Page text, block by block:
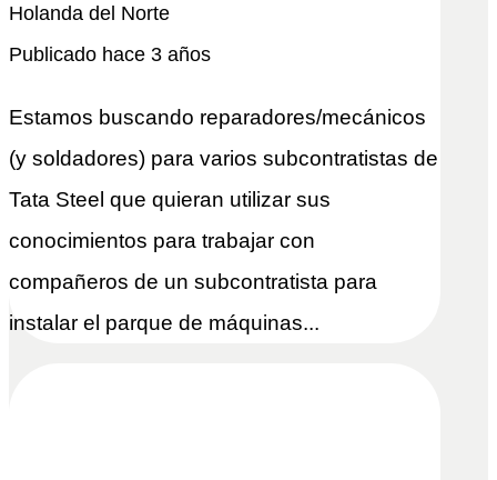
Holanda del Norte
Publicado hace 3 años
Estamos buscando reparadores/mecánicos
(y soldadores) para varios subcontratistas de
Tata Steel que quieran utilizar sus
conocimientos para trabajar con
compañeros de un subcontratista para
instalar el parque de máquinas...